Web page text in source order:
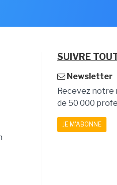
SUIVRE
Newsletter
Recevez notre
de 50 000
JE M'ABONNE